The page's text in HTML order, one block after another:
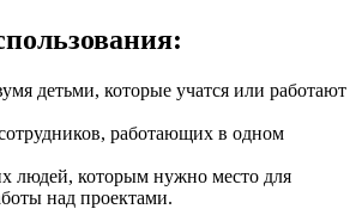
детьми, которые учатся или работают
работающих в одном
людей, которым нужно место для
над проектами.